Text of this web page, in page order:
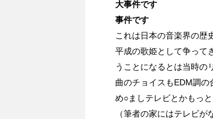
大事件です
事件です
これは日本の音楽界の歴
平成の歌姫として争って
うことになるとは当時の
曲のチョイスもEDM調の
め○ましテレビとかもっ
（筆者の家にはテレビ